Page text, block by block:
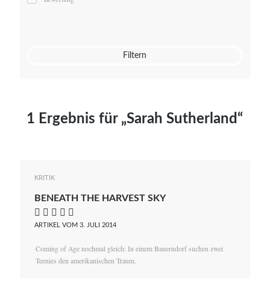
Mato von Vogelstein
Filtern
1 Ergebnis für „Sarah Sutherland“
KRITIK
BENEATH THE HARVEST SKY
    
ARTIKEL VOM 3. JULI 2014
Coming of Age nochmal gleich: In einem Bauerndorf suchen zwei
Teenies den amerikanischen Traum.